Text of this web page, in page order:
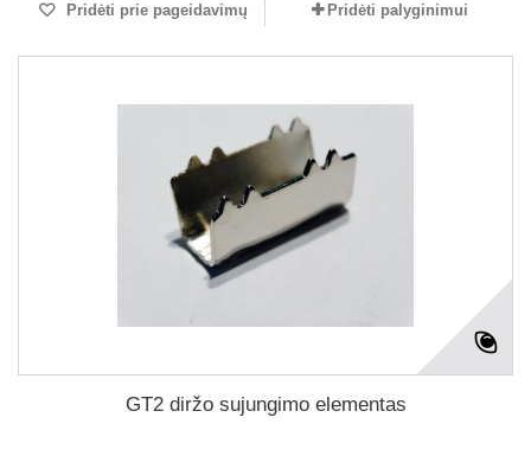
Pridėti prie pageidavimų Pridėti palyginimui
GT2 diržo sujungimo elementas